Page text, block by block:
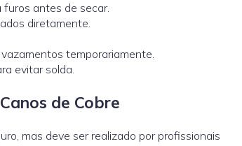
antes de secar.
diretamente.
temporariamente.
evitar solda.
de Cobre
mas deve ser realizado por profissionais